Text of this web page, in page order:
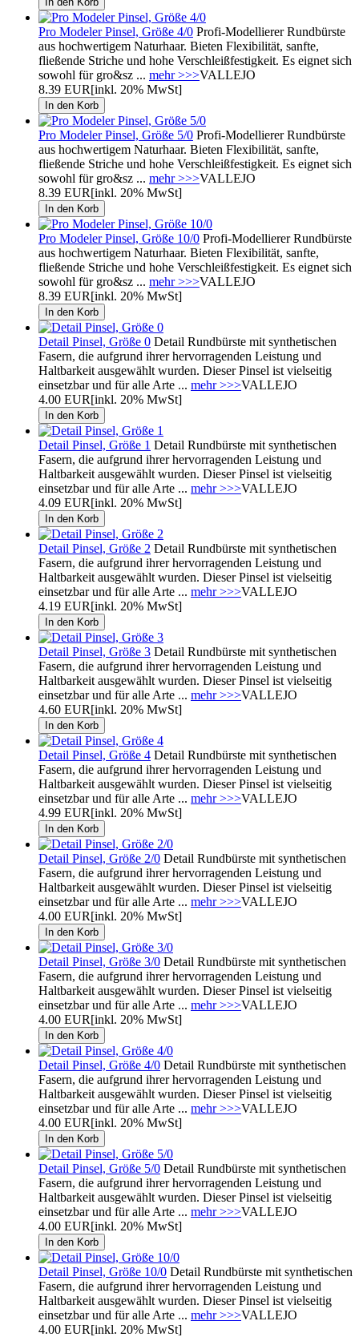
Pro Modeler Pinsel, Größe 4/0 Profi-Modellierer Rundbürste
aus hochwertigem Naturhaar. Bieten Flexibilität, sanfte,
fließende Striche und hohe Verschleißfestigkeit. Es eignet sich
sowohl für gro&sz ... mehr >>>VALLEJO
8.39 EUR[inkl. 20% MwSt]
Pro Modeler Pinsel, Größe 5/0 Profi-Modellierer Rundbürste
aus hochwertigem Naturhaar. Bieten Flexibilität, sanfte,
fließende Striche und hohe Verschleißfestigkeit. Es eignet sich
sowohl für gro&sz ... mehr >>>VALLEJO
8.39 EUR[inkl. 20% MwSt]
Pro Modeler Pinsel, Größe 10/0 Profi-Modellierer Rundbürste
aus hochwertigem Naturhaar. Bieten Flexibilität, sanfte,
fließende Striche und hohe Verschleißfestigkeit. Es eignet sich
sowohl für gro&sz ... mehr >>>VALLEJO
8.39 EUR[inkl. 20% MwSt]
Detail Pinsel, Größe 0 Detail Rundbürste mit synthetischen
Fasern, die aufgrund ihrer hervorragenden Leistung und
Haltbarkeit ausgewählt wurden. Dieser Pinsel ist vielseitig
einsetzbar und für alle Arte ... mehr >>>VALLEJO
4.00 EUR[inkl. 20% MwSt]
Detail Pinsel, Größe 1 Detail Rundbürste mit synthetischen
Fasern, die aufgrund ihrer hervorragenden Leistung und
Haltbarkeit ausgewählt wurden. Dieser Pinsel ist vielseitig
einsetzbar und für alle Arte ... mehr >>>VALLEJO
4.09 EUR[inkl. 20% MwSt]
Detail Pinsel, Größe 2 Detail Rundbürste mit synthetischen
Fasern, die aufgrund ihrer hervorragenden Leistung und
Haltbarkeit ausgewählt wurden. Dieser Pinsel ist vielseitig
einsetzbar und für alle Arte ... mehr >>>VALLEJO
4.19 EUR[inkl. 20% MwSt]
Detail Pinsel, Größe 3 Detail Rundbürste mit synthetischen
Fasern, die aufgrund ihrer hervorragenden Leistung und
Haltbarkeit ausgewählt wurden. Dieser Pinsel ist vielseitig
einsetzbar und für alle Arte ... mehr >>>VALLEJO
4.60 EUR[inkl. 20% MwSt]
Detail Pinsel, Größe 4 Detail Rundbürste mit synthetischen
Fasern, die aufgrund ihrer hervorragenden Leistung und
Haltbarkeit ausgewählt wurden. Dieser Pinsel ist vielseitig
einsetzbar und für alle Arte ... mehr >>>VALLEJO
4.99 EUR[inkl. 20% MwSt]
Detail Pinsel, Größe 2/0 Detail Rundbürste mit synthetischen
Fasern, die aufgrund ihrer hervorragenden Leistung und
Haltbarkeit ausgewählt wurden. Dieser Pinsel ist vielseitig
einsetzbar und für alle Arte ... mehr >>>VALLEJO
4.00 EUR[inkl. 20% MwSt]
Detail Pinsel, Größe 3/0 Detail Rundbürste mit synthetischen
Fasern, die aufgrund ihrer hervorragenden Leistung und
Haltbarkeit ausgewählt wurden. Dieser Pinsel ist vielseitig
einsetzbar und für alle Arte ... mehr >>>VALLEJO
4.00 EUR[inkl. 20% MwSt]
Detail Pinsel, Größe 4/0 Detail Rundbürste mit synthetischen
Fasern, die aufgrund ihrer hervorragenden Leistung und
Haltbarkeit ausgewählt wurden. Dieser Pinsel ist vielseitig
einsetzbar und für alle Arte ... mehr >>>VALLEJO
4.00 EUR[inkl. 20% MwSt]
Detail Pinsel, Größe 5/0 Detail Rundbürste mit synthetischen
Fasern, die aufgrund ihrer hervorragenden Leistung und
Haltbarkeit ausgewählt wurden. Dieser Pinsel ist vielseitig
einsetzbar und für alle Arte ... mehr >>>VALLEJO
4.00 EUR[inkl. 20% MwSt]
Detail Pinsel, Größe 10/0 Detail Rundbürste mit synthetischen
Fasern, die aufgrund ihrer hervorragenden Leistung und
Haltbarkeit ausgewählt wurden. Dieser Pinsel ist vielseitig
einsetzbar und für alle Arte ... mehr >>>VALLEJO
4.00 EUR[inkl. 20% MwSt]